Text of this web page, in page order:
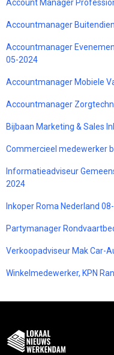
Account Manager
Accountmanager
Accountmanager
05-2024
Accountmanager Mobiele
Accountmanager
Bijbaan Marketing & Sales
Commercieel medewerker
Informatieadviseur
2024
Inkoper Roma Nederland
Partymanager
Verkoopadviseur Mak Car-
Winkelmedewerker, KPN